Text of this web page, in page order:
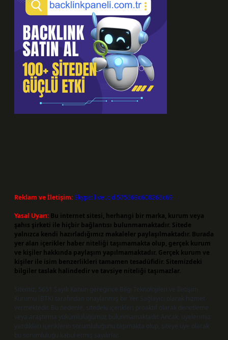
Reklam ve İletişim:Skype: live:.cid.575569c608265c69
Yasal Uyarı: Bu internet sitesi, herhangi bir marka, kurum veya
şahıs şirketi ile hiçbir bağlantısı bulunmamaktadır. Sitede
yalnızca kendi hazırladığımız makaleler paylaşılmaktadır. Burada
yer alan içerikler haber niteliği taşımamakta olup, gerçek kurum
ve kişiler hakkında paylaşım yapılmamaktadır. Gerçek kurum ve
kişiler ile isim benzerlikleri tamamen tesadüfidir. Sitemizdeki
bilgiler taslak halindedir ve tavsiye niteliği taşımazlar.
Sitemiz, 5651 Sayılı Kanun gereğince Bilgi Teknolojileri ve İletişim
Kurumu (BTK) tarafından onaylanmış bir Yer Sağlayıcı olarak hizmet
vermektedir. Bu nedenle, sitedeki içerikleri proaktif olarak denetleme
veya araştırma yükümlülüğümüz bulunmamaktadır. Ancak, üyelerimiz
yazdıkları içeriklerin sorumluluğunu taşımakta olup, siteye üye olarak
bu sorumluluğu kabul etmiş sayılırlar.